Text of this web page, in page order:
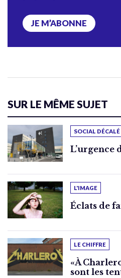
JE M’ABONNE
SUR LE MÊME SUJET
SOCIAL DÉCALÉ
L’urgence
L'IMAGE
Éclats de
LE CHIFFRE
«À
sont les